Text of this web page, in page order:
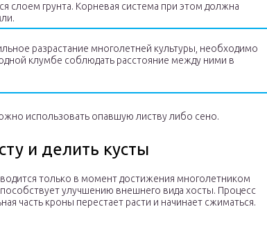
слоем грунта. Корневая система при этом должна
разрастание многолетней культуры, необходимо
клумбе соблюдать расстояние между ними в
использовать опавшую листву либо сено.
и делить кусты
только в момент достижения многолетником
улучшению внешнего вида хосты. Процесс
часть кроны перестает расти и начинает сжиматься.